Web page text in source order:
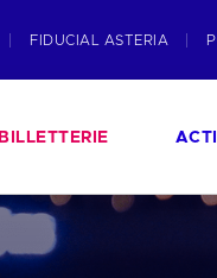
FIDUCIAL ASTERIA
BILLETTERIE